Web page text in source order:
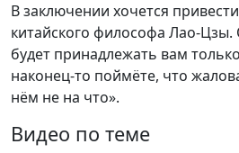
В заключении хочется
китайского философа Лао-
будет принадлежать вам
наконец-то поймёте, что
нём не на что».
Видео по теме